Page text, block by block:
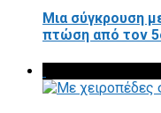
Μια σύγκρουση
πτώση από τον